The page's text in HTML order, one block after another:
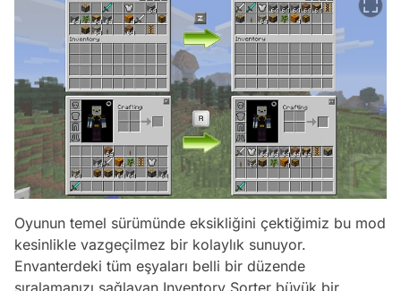
Oyunun temel sürümünde eksikliğini çektiğimiz bu mod
kesinlikle vazgeçilmez bir kolaylık sunuyor.
Envanterdeki tüm eşyaları belli bir düzende